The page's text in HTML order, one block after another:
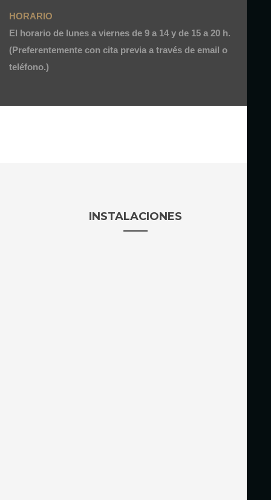
HORARIO
El horario de lunes a viernes de 9 a 14 y de 15 a 20 h.
(Preferentemente con cita previa a través de email o
teléfono.)
INSTALACIONES